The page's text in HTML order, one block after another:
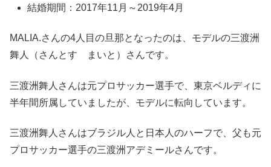
結婚期間：2017年11月～2019年4月
MALIA.さんの4人目の旦那となったのは、モデルの三渡洲
舞人（さんとす まいと）さんです。
三渡洲舞人さんは元プロサッカー選手で、東京ベルディに
半年間所属していましたが、モデルに転向しています。
三渡洲舞人さんはブラジル人と日本人のハーフで、父も元
プロサッカー選手の三渡洲アデミールさんです。